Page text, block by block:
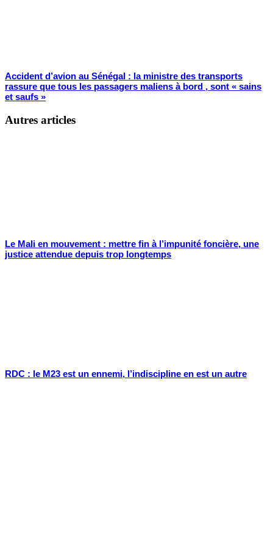
Accident d’avion au Sénégal : la ministre des transports
rassure que tous les passagers maliens à bord , sont « sains
et saufs »
Autres articles
Le Mali en mouvement : mettre fin à l’impunité foncière, une
justice attendue depuis trop longtemps
RDC : le M23 est un ennemi, l’indiscipline en est un autre